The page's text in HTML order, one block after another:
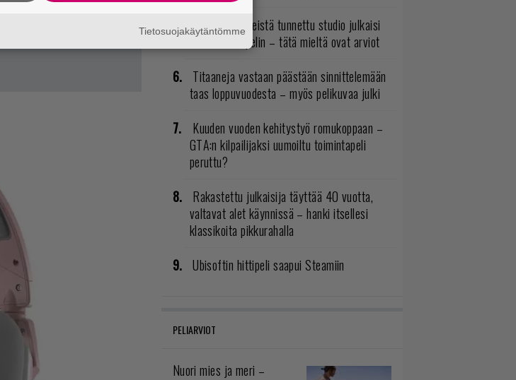
Pokémon-peleistä tunnettu studio julkaisi
toimintaroolipelin – tätä mieltä ovat arviot
Titaaneja vastaan päästään sinnittelemään
taas loppuvuodesta – myös pelikuvaa julki
Kuuden vuoden kehitystyö romukoppaan –
GTA:n kilpailijaksi uumoiltu toimintapeli
peruttu?
Rakastettu julkaisija täyttää 40 vuotta,
valtavat alet käynnissä – hanki itsellesi
klassikoita pikkurahalla
Ubisoftin hittipeli saapui Steamiin
PELIARVIOT
Nuori mies ja meri –
Tietosuojakäytäntömme